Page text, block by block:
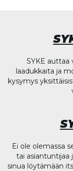
SYKE
laadukkaita ja
kysymys
Ei ole olemassa
tai asiantuntijaa
sinua löytämään